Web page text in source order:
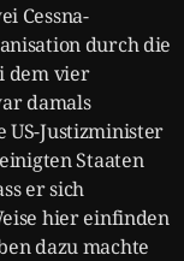
Cessna-
durch die
dem vier
damals
Justizminister
Staaten
er sich
hier einfinden
dazu machte